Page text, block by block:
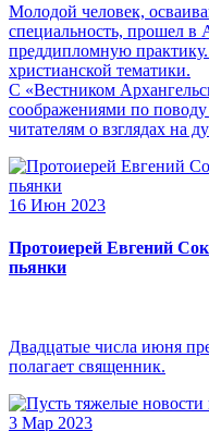
Молодой человек,
специальность, прошел в
преддипломную
христианской тематики.
С «Вестником
соображениями по поводу
читателям о взглядах на
16 Июн 2023
Протоиерей Евгений
пьянки
Двадцатые числа июня
полагает священник.
3 Мар 2023